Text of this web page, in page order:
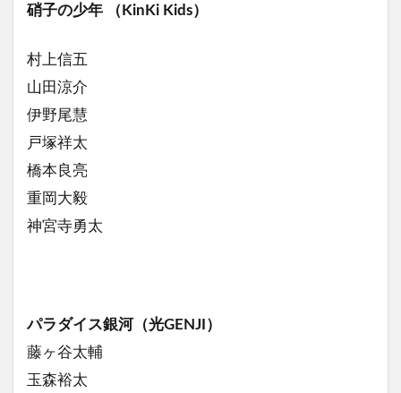
硝子の少年 （KinKi Kids）
村上信五
山田涼介
伊野尾慧
戸塚祥太
橋本良亮
重岡大毅
神宮寺勇太
パラダイス銀河（光GENJI）
藤ヶ谷太輔
玉森裕太